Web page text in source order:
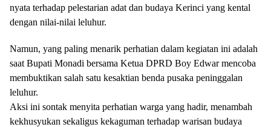
nyata terhadap pelestarian adat dan budaya Kerinci yang kental
dengan nilai-nilai leluhur.
Namun, yang paling menarik perhatian dalam kegiatan ini adalah
saat Bupati Monadi bersama Ketua DPRD Boy Edwar mencoba
membuktikan salah satu kesaktian benda pusaka peninggalan
leluhur.
Aksi ini sontak menyita perhatian warga yang hadir, menambah
kekhusyukan sekaligus kekaguman terhadap warisan budaya